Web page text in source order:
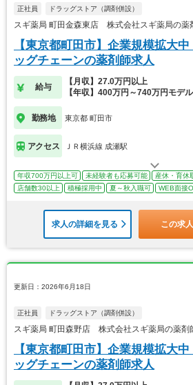
正社員 ドラッグストア（調剤併設）
スギ薬局 町田金森東店 株式会社スギ薬局の薬
【東京都町田市】企業規模拡大
ッグチェーンの薬剤師求人
給与
【月収】27.0万円以上
【年収】400万円～740万円モデル
勤務地 東京都 町田市
アクセス ＪＲ横浜線 成瀬駅
年収700万円以上可 未経験者も応募可能 産休・育休
店舗数30以上
積極採用中 夏～秋入職可 WEB面接
求人の詳細を見る この求
更新日：2026年6月18日
正社員 ドラッグストア（調剤併設）
スギ薬局 町田森野店 株式会社スギ薬局の薬剤
【東京都町田市】企業規模拡大
ッグチェーンの薬剤師求人